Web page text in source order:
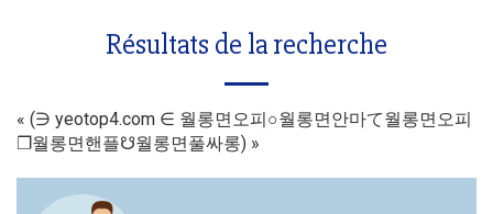
Résultats de la recherche
« (∋ yeotop4.com ∈ 월롱면오피○월롱면안마て월롱면오피
❐월롱면핸플☋월롱면풀싸롱) »